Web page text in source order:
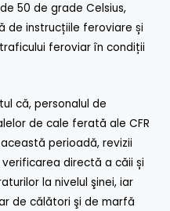
50 de grade Celsius,
de instrucțiile feroviare și
feroviar în condiții
că, personalul de
de cale ferată ale CFR
perioadă, revizii
directă a căii și
la nivelul şinei, iar
de călători şi de marfă